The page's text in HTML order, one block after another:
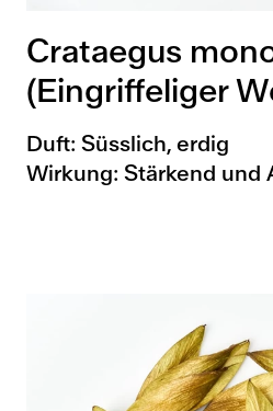
Crataegus
(Eingriffeliger
Duft: Süsslich, erdig
Wirkung: Stärkend und